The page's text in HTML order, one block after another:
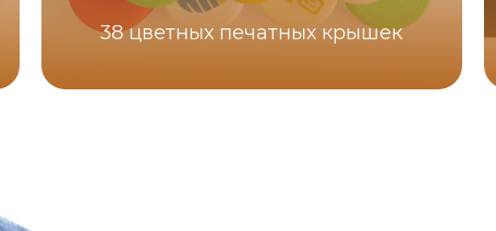
38 цветных печатных крышек